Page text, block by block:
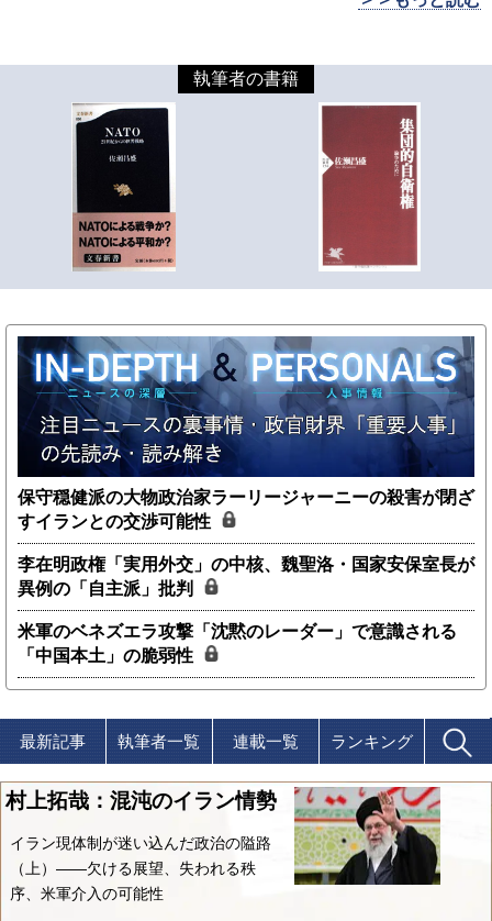
執筆者の書籍
保守穏健派の大物政治家ラーリージャーニーの殺害が閉ざ
すイランとの交渉可能性
李在明政権「実用外交」の中核、魏聖洛・国家安保室長が
異例の「自主派」批判
米軍のベネズエラ攻撃「沈黙のレーダー」で意識される
「中国本土」の脆弱性
最新記事 執筆者一覧 連載一覧 ランキング
村上拓哉：混沌のイラン情勢
イラン現体制が迷い込んだ政治の隘路
（上）――欠ける展望、失われる秩
序、米軍介入の可能性